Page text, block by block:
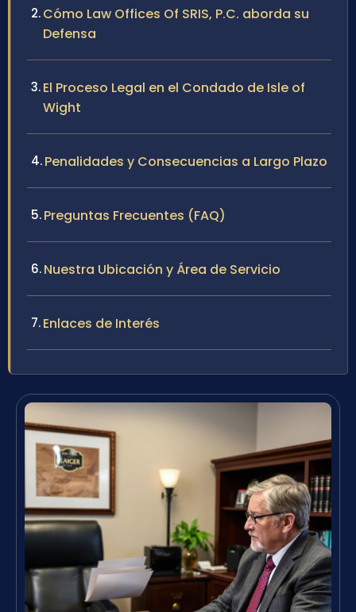
Cómo Law Offices Of SRIS, P.C. aborda su
Defensa
El Proceso Legal en el Condado de Isle of
Wight
Penalidades y Consecuencias a Largo Plazo
Preguntas Frecuentes (FAQ)
Nuestra Ubicación y Área de Servicio
Enlaces de Interés